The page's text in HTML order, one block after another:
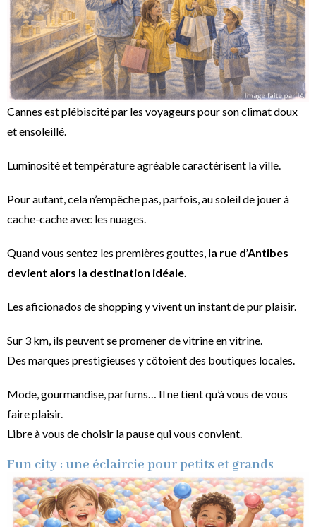
Cannes est plébiscité par les voyageurs pour son climat doux
et ensoleillé.
Luminosité et température agréable caractérisent la ville.
Pour autant, cela n’empêche pas, parfois, au soleil de jouer à
cache-cache avec les nuages.
Quand vous sentez les premières gouttes, la rue d’Antibes
devient alors la destination idéale.
Les aficionados de shopping y vivent un instant de pur plaisir.
Sur 3 km, ils peuvent se promener de vitrine en vitrine.
Des marques prestigieuses y côtoient des boutiques locales.
Mode, gourmandise, parfums… Il ne tient qu’à vous de vous
faire plaisir.
Libre à vous de choisir la pause qui vous convient.
Fun city : une éclaircie pour petits et grands